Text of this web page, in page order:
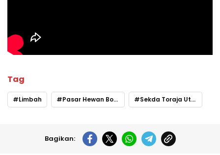
Tag
Limbah Pasar Hewan Bolu Rantepao Sekda Toraja Utara
Bagikan: